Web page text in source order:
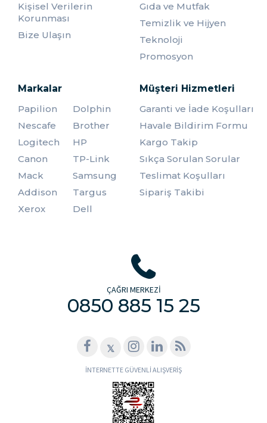
Kişisel Verilerin
Korunması
Bize Ulaşın
Gıda ve Mutfak
Temizlik ve Hijyen
Teknoloji
Promosyon
Markalar
Papilion
Dolphin
Nescafe
Brother
Logitech
HP
Canon
TP-Link
Mack
Samsung
Addison
Targus
Xerox
Dell
Müşteri Hizmetleri
Garanti ve İade Koşulları
Havale Bildirim Formu
Kargo Takip
Sıkça Sorulan Sorular
Teslimat Koşulları
Sipariş Takibi
ÇAĞRI MERKEZİ
0850 885 15 25
𝕏
İNTERNETTE GÜVENLİ ALIŞVERİŞ